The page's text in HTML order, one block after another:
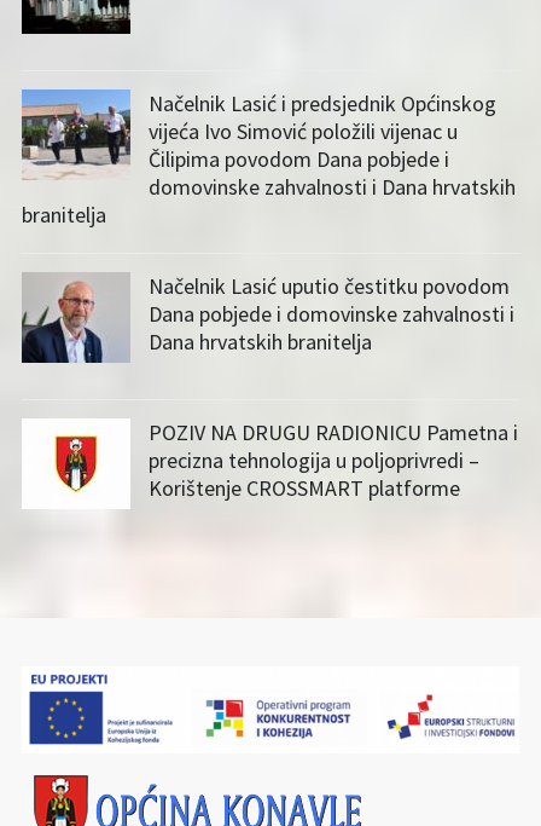
Načelnik Lasić i predsjednik Općinskog
vijeća Ivo Simović položili vijenac u
Čilipima povodom Dana pobjede i
domovinske zahvalnosti i Dana hrvatskih
branitelja
Načelnik Lasić uputio čestitku povodom
Dana pobjede i domovinske zahvalnosti i
Dana hrvatskih branitelja
POZIV NA DRUGU RADIONICU Pametna i
precizna tehnologija u poljoprivredi –
Korištenje CROSSMART platforme